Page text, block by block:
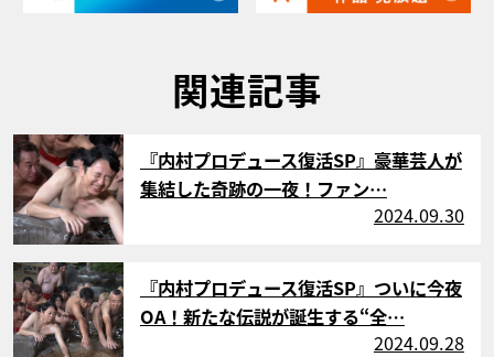
関連記事
サムネイル
『内村プロデュース復活SP』豪華芸人が
集結した奇跡の一夜！ファン…
2024.09.30
サムネイル
『内村プロデュース復活SP』ついに今夜
OA！新たな伝説が誕生する“全…
2024.09.28